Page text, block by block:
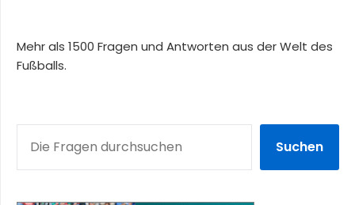
Mehr als 1500 Fragen und Antworten aus der Welt des
Fußballs.
Suchen